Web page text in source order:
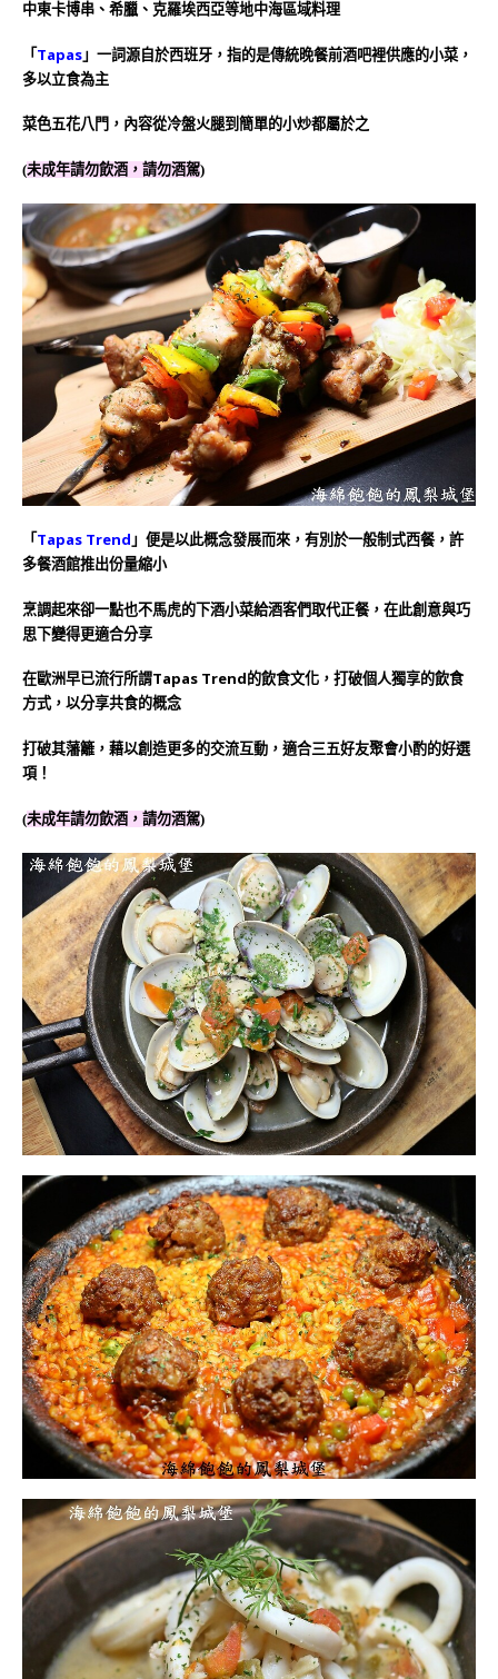
中東卡博串、希臘、克羅埃西亞等地中海區域料理
「Tapas」一詞源自於西班牙，指的是傳統晚餐前酒吧裡供應的小菜，
多以立食為主
菜色五花八門，內容從冷盤火腿到簡單的小炒都屬於之
(未成年請勿飲酒，請勿酒駕)
「Tapas Trend 」便是以此概念發展而來，有別於一般制式西餐，許
多餐酒館推出份量縮小
烹調起來卻一點也不馬虎的下酒小菜給酒客們取代正餐，在此創意與巧
思下變得更適合分享
在歐洲早已流行所謂Tapas Trend的飲食文化，打破個人獨享的飲食
方式，以分享共食的概念
打破其藩籬，藉以創造更多的交流互動，適合三五好友聚會小酌的好選
項！
(未成年請勿飲酒，請勿酒駕)